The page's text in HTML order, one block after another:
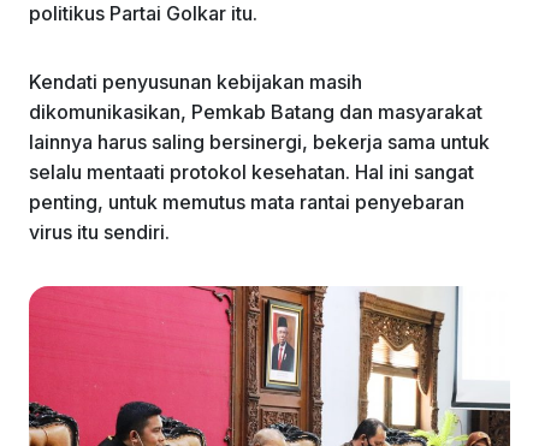
politikus Partai Golkar itu.
Kendati penyusunan kebijakan masih
dikomunikasikan, Pemkab Batang dan masyarakat
lainnya harus saling bersinergi, bekerja sama untuk
selalu mentaati protokol kesehatan. Hal ini sangat
penting, untuk memutus mata rantai penyebaran
virus itu sendiri.